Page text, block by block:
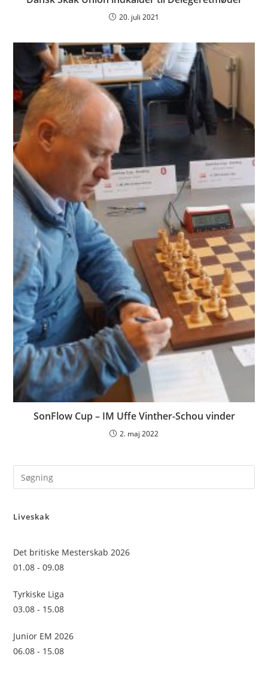
20. juli 2021
SonFlow Cup – IM Uffe Vinther-Schou vinder
2. maj 2022
Liveskak
Det britiske Mesterskab 2026
01.08 - 09.08
Tyrkiske Liga
03.08 - 15.08
Junior EM 2026
06.08 - 15.08